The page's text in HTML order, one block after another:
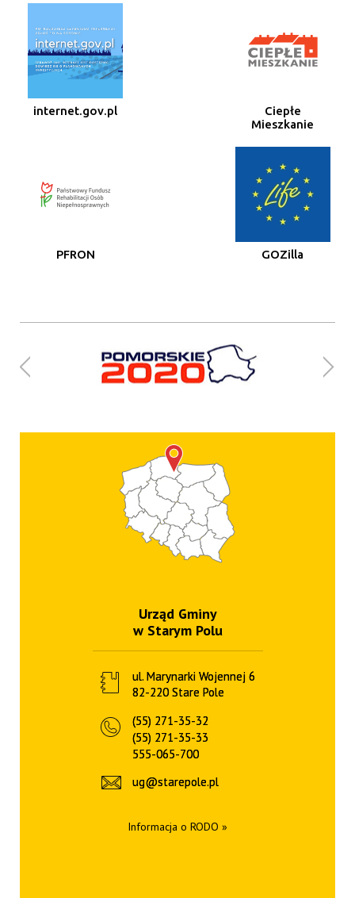
internet.gov.pl
Ciepłe
Mieszkanie
PFRON GOZilla
Urząd Gminy
w Starym Polu
ul. Marynarki Wojennej 6
82-220 Stare Pole
(55) 271-35-32
(55) 271-35-33
555-065-700
ug@starepole.pl
Informacja o RODO »